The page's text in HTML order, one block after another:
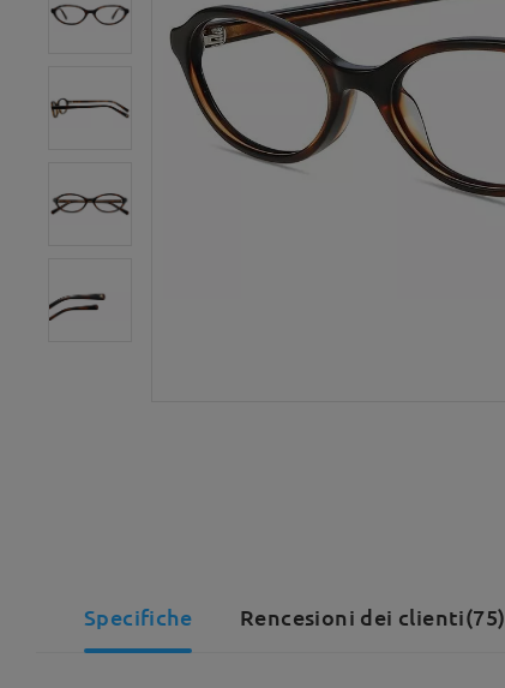
Specifiche Rencesioni dei clienti(75)